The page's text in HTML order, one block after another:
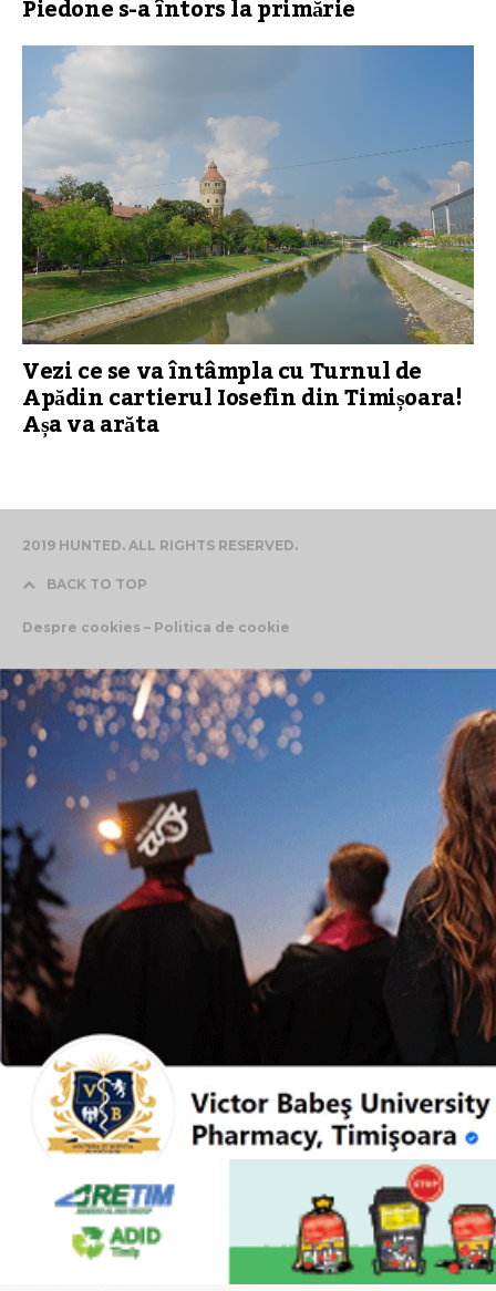
Piedone s-a întors la primărie
Vezi ce se va întâmpla cu Turnul de
Apădin cartierul Iosefin din Timișoara!
Așa va arăta
2019 HUNTED. ALL RIGHTS RESERVED.
BACK TO TOP
Despre cookies – Politica de cookie